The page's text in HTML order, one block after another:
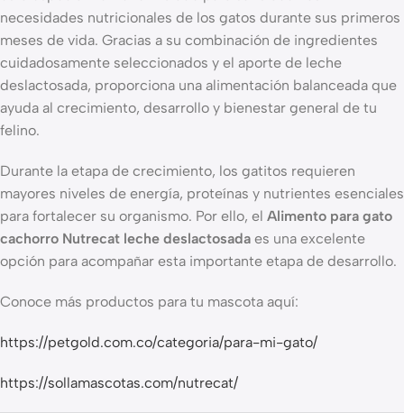
necesidades nutricionales de los gatos durante sus primeros
meses de vida. Gracias a su combinación de ingredientes
cuidadosamente seleccionados y el aporte de leche
deslactosada, proporciona una alimentación balanceada que
ayuda al crecimiento, desarrollo y bienestar general de tu
felino.
Durante la etapa de crecimiento, los gatitos requieren
mayores niveles de energía, proteínas y nutrientes esenciales
para fortalecer su organismo. Por ello, el Alimento para gato
cachorro Nutrecat leche deslactosada es una excelente
opción para acompañar esta importante etapa de desarrollo.
Conoce más productos para tu mascota aquí:
https://petgold.com.co/categoria/para-mi-gato/
https://sollamascotas.com/nutrecat/